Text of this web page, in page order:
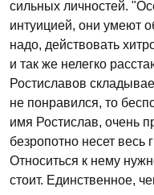
сильных личностей.
интуицией, они умеют
надо, действовать
и так же нелегко
Ростиславов
не понравился, то
имя Ростислав, очень
безропотно несет весь
Относиться к нему
стоит. Единственное,